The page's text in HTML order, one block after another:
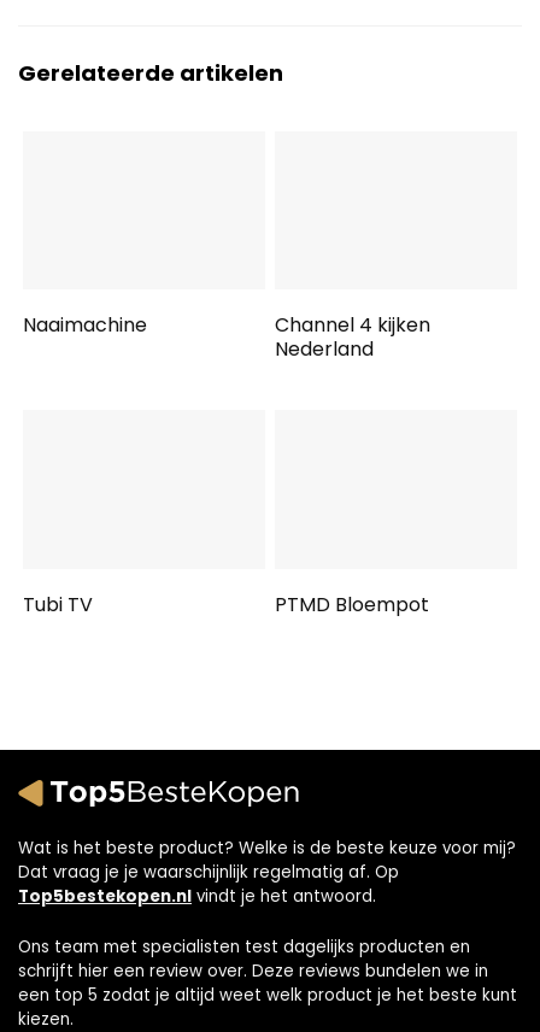
Gerelateerde artikelen
Naaimachine
Channel 4 kijken
Nederland
Tubi TV PTMD Bloempot
Wat is het beste product? Welke is de beste keuze voor mij?
Dat vraag je je waarschijnlijk regelmatig af. Op
Top5bestekopen.nl vindt je het antwoord.
Ons team met specialisten test dagelijks producten en
schrijft hier een review over. Deze reviews bundelen we in
een top 5 zodat je altijd weet welk product je het beste kunt
kiezen.